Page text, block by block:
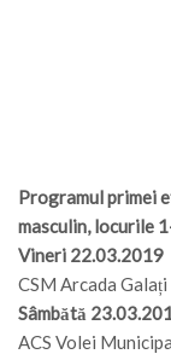
Programul primei
masculin, locurile
Vineri 22.03.2019
CSM Arcada
Sâmbătă
ACS Volei